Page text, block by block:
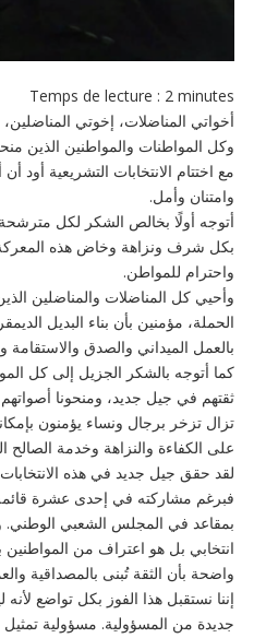
Temps de lecture : 2 minutes
أخواتي المناضلات، إخوتي
وكل المواطنات والمواطنين الذين
مع اختتام الانتخابات التشريعية أود
وامتنان وأمل.
أتوجه أولًا بخالص الشكر لكل
بكل شرف ونزاهة وخاض هذه المعركة
واحترام للمواطن.
وأحيي كل المناضلات والمناضلين
الحملة، مؤمنين بأن بناء البديل
بالعمل الميداني والصدق
كما أتوجه بالشكر الجزيل إلى كل
ثقتهم في جيل جديد، ومنحونا
تزال تزخر برجال ونساء يؤمنون
على الكفاءة والنزاهة وخدمة الصالح
لقد حقق جيل جديد في هذه
فبرغم مشاركته في إحدى عشرة
بمقاعد في المجلس الشعبي الوطني.
انتخابي بل هو اعتراف من
واضحة بأن الثقة تُبنى بالمصداقية
إننا نستقبل هذا الفوز بكل تواضع
جديدة من المسؤولية. مسؤولية تمثيل